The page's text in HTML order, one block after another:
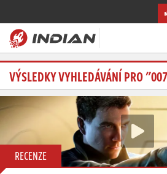
Magazín
Recenze
Soutěže
VÝSLEDKY VYHLEDÁVÁNÍ PRO
RECENZE